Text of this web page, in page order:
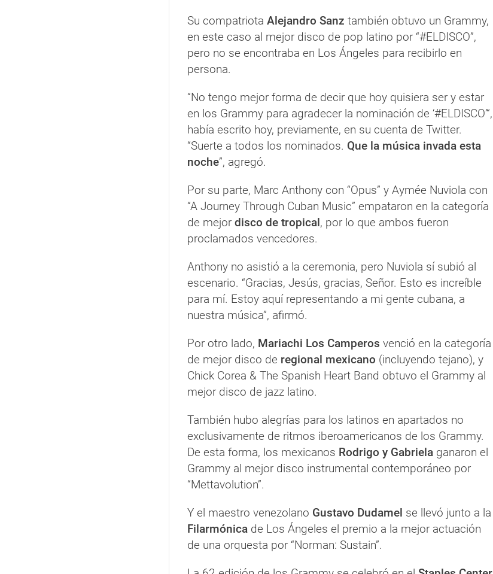
Su compatriota Alejandro Sanz también obtuvo un Grammy,
en este caso al mejor disco de pop latino por “#ELDISCO”,
pero no se encontraba en Los Ángeles para recibirlo en
persona.
“No tengo mejor forma de decir que hoy quisiera ser y estar
en los Grammy para agradecer la nominación de ‘#ELDISCO’“,
había escrito hoy, previamente, en su cuenta de Twitter.
“Suerte a todos los nominados. Que la música invada esta
noche”, agregó.
Por su parte, Marc Anthony con “Opus” y Aymée Nuviola con
“A Journey Through Cuban Music” empataron en la categoría
de mejor disco de tropical, por lo que ambos fueron
proclamados vencedores.
Anthony no asistió a la ceremonia, pero Nuviola sí subió al
escenario. “Gracias, Jesús, gracias, Señor. Esto es increíble
para mí. Estoy aquí representando a mi gente cubana, a
nuestra música”, afirmó.
Por otro lado, Mariachi Los Camperos venció en la categoría
de mejor disco de regional mexicano (incluyendo tejano), y
Chick Corea & The Spanish Heart Band obtuvo el Grammy al
mejor disco de jazz latino.
También hubo alegrías para los latinos en apartados no
exclusivamente de ritmos iberoamericanos de los Grammy.
De esta forma, los mexicanos Rodrigo y Gabriela ganaron el
Grammy al mejor disco instrumental contemporáneo por
“Mettavolution”.
Y el maestro venezolano Gustavo Dudamel se llevó junto a la
Filarmónica de Los Ángeles el premio a la mejor actuación
de una orquesta por “Norman: Sustain”.